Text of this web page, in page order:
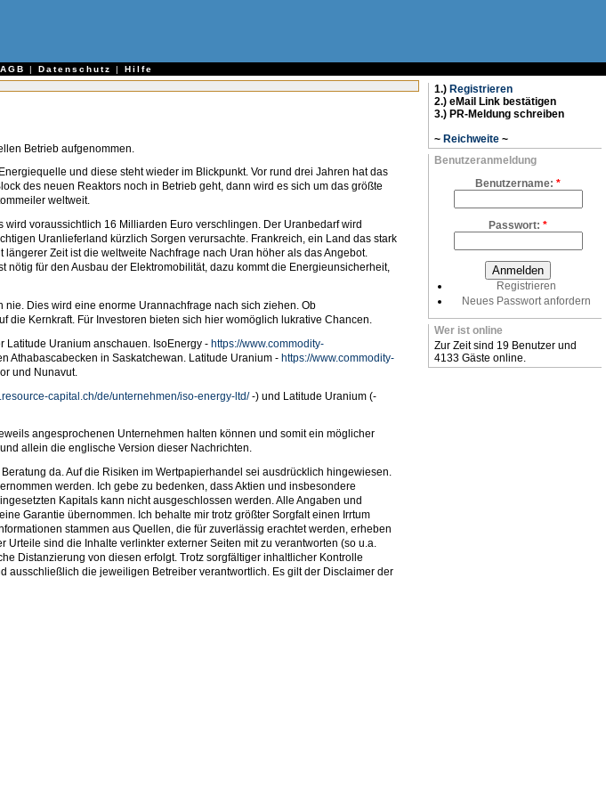
AGB | Datenschutz | Hilfe
Betrieb aufgenommen.
und diese steht wieder im Blickpunkt. Vor rund drei Jahren hat das
des neuen Reaktors noch in Betrieb geht, dann wird es sich um das größte
weltweit.
voraussichtlich 16 Milliarden Euro verschlingen. Der Uranbedarf wird
Uranlieferland kürzlich Sorgen verursachte. Frankreich, ein Land das stark
Zeit ist die weltweite Nachfrage nach Uran höher als das Angebot.
für den Ausbau der Elektromobilität, dazu kommt die Energieunsicherheit,
Dies wird eine enorme Urannachfrage nach sich ziehen. Ob
die Kernkraft. Für Investoren bieten sich hier womöglich lukrative Chancen.
Latitude Uranium anschauen. IsoEnergy - https://www.commodity-
Athabascabecken in Saskatchewan. Latitude Uranium - https://www.commodity-
und Nunavut.
capital.ch/de/unternehmen/iso-energy-ltd/-) und Latitude Uranium (-
angesprochenen Unternehmen halten können und somit ein möglicher
allein die englische Version dieser Nachrichten.
da. Auf die Risiken im Wertpapierhandel sei ausdrücklich hingewiesen.
werden. Ich gebe zu bedenken, dass Aktien und insbesondere
Kapitals kann nicht ausgeschlossen werden. Alle Angaben und
Garantie übernommen. Ich behalte mir trotz größter Sorgfalt einen Irrtum
stammen aus Quellen, die für zuverlässig erachtet werden, erheben
sind die Inhalte verlinkter externer Seiten mit zu verantworten (so u.a.
Distanzierung von diesen erfolgt. Trotz sorgfältiger inhaltlicher Kontrolle
ausschließlich die jeweiligen Betreiber verantwortlich. Es gilt der Disclaimer der
1.) Registrieren
2.) eMail Link bestätigen
3.) PR-Meldung schreiben
~ Reichweite ~
Benutzeranmeldung
Benutzername: *
Passwort: *
Registrieren
Neues Passwort anfordern
Wer ist online
Zur Zeit sind 19 Benutzer und
4133 Gäste online.